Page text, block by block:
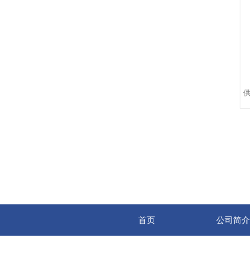
首页 公司简介